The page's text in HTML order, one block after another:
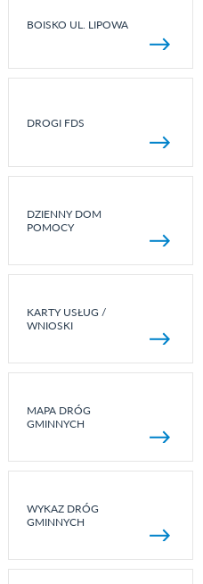
BOISKO UL. LIPOWA
DROGI FDS
DZIENNY DOM
POMOCY
KARTY USŁUG /
WNIOSKI
MAPA DRÓG
GMINNYCH
WYKAZ DRÓG
GMINNYCH